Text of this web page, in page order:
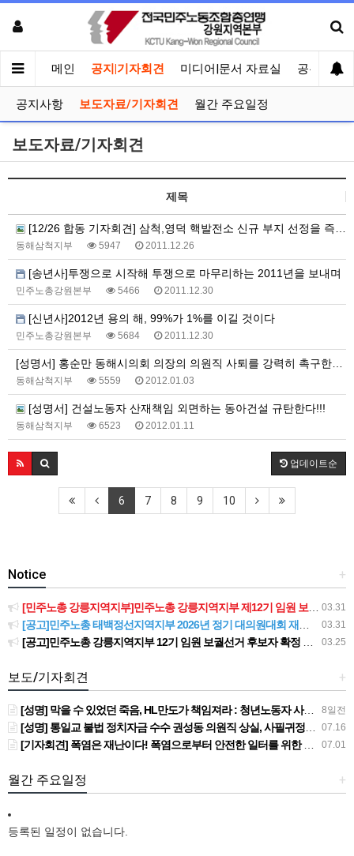
메인 공지|기자회견 미디어|문서 자료실 공유게시
공지사항 보도자료/기자회견 월간 주요일정
보도자료/기자회견
제목
[12/26 합동 기자회견] 삼척,영덕 핵발전소 신규 부지 선정을 즉각 철회하라 !!
동해삼척지부 5947 2011.12.26
[송년사]투쟁으로 시작해 투쟁으로 마무리하는 2011년을 보내며
민주노총강원본부 5466 2011.12.30
[신년사]2012년 용의 해, 99%가 1%를 이길 것이다
민주노총강원본부 5684 2011.12.30
동해삼척지부 5559 2012.01.03
[성명서] 건설노동자 산재책임 외면하는 동아건설 규탄한다!!!
동해삼척지부 6523 2012.01.11
업데이트순
6 7 8 9 10
+
Notice
03.31
[민주노총 강릉지역지부]민주노총 강릉지역지부 제12기 임원 보궐선거결과 공고
03.31
[공고]민주노총 태백정선지역지부 2026년 정기 대의원대회 재소집 건
03.25
[공고]민주노총 강릉지역지부 12기 임원 보궐선거 후보자 확정 공고
+
보도/기자회견
8일전
[성명] 막을 수 있었던 죽음, HL만도가 책임져라 : 청년노동자 사망사고의 철저한 진상규명과 재발방지 대책 마련하라
07.16
[성명] 통일교 불법 정치자금 수수 권성동 의원직 상실, 사필귀정이다
07.01
[기자회견] 폭염은 재난이다! 폭염으로부터 안전한 일터를 위한 민주노총 강원지역본부 폭염감시단 선포 기자회견
+
월간 주요일정
등록된 일정이 없습니다.